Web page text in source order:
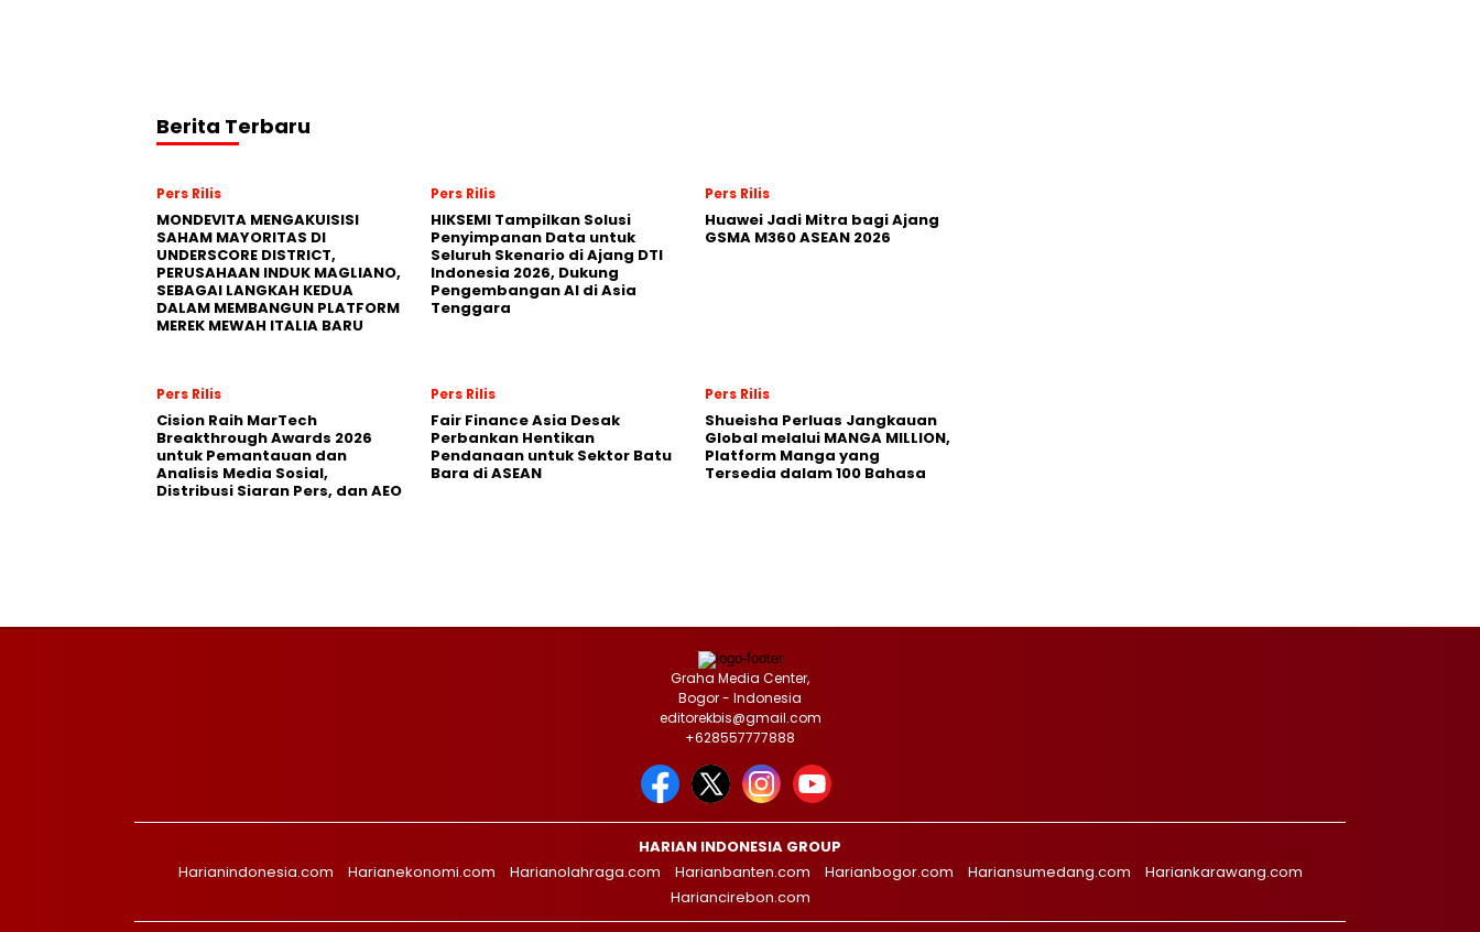
Berita Terbaru
Pers Rilis
MONDEVITA MENGAKUISISI
SAHAM MAYORITAS DI
UNDERSCORE DISTRICT,
PERUSAHAAN INDUK MAGLIANO,
SEBAGAI LANGKAH KEDUA
DALAM MEMBANGUN PLATFORM
MEREK MEWAH ITALIA BARU
Pers Rilis
HIKSEMI Tampilkan Solusi
Penyimpanan Data untuk
Seluruh Skenario di Ajang DTI
Indonesia 2026, Dukung
Pengembangan AI di Asia
Tenggara
Pers Rilis
Huawei Jadi Mitra bagi Ajang
GSMA M360 ASEAN 2026
Pers Rilis
Cision Raih MarTech
Breakthrough Awards 2026
untuk Pemantauan dan
Analisis Media Sosial,
Distribusi Siaran Pers, dan AEO
Pers Rilis
Fair Finance Asia Desak
Perbankan Hentikan
Pendanaan untuk Sektor Batu
Bara di ASEAN
Pers Rilis
Shueisha Perluas Jangkauan
Global melalui MANGA MILLION,
Platform Manga yang
Tersedia dalam 100 Bahasa
Graha Media Center,
Bogor - Indonesia
editorekbis@gmail.com
+628557777888
HARIAN INDONESIA GROUP
Harianindonesia.com
Harianekonomi.com Harianolahraga.com Harianbanten.com Harianbogor.com Hariansumedang.com
Hariankarawang.com
Hariancirebon.com